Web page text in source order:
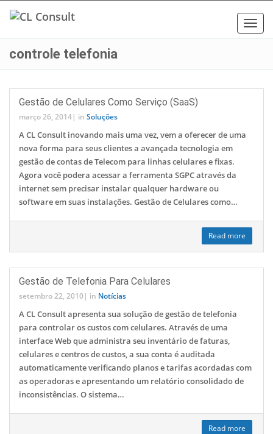
controle telefonia
Gestão de Celulares Como Serviço (SaaS)
março 26, 2014| in Soluções
A CL Consult inovando mais uma vez, vem a oferecer de uma
nova forma para seus clientes a avançada tecnologia em
gestão de contas de Telecom para linhas celulares e fixas.
Agora você podera acessar a ferramenta SGPC através da
internet sem precisar instalar qualquer hardware ou
software em suas instalações. Gestão de Celulares como…
Read more
Gestão de Telefonia Para Celulares
setembro 22, 2010 | in Notícias
A CL Consult apresenta sua solução de gestão de telefonia
para controlar os custos com celulares. Através de uma
interface Web que administra seu inventário de faturas,
celulares e centros de custos, a sua conta é auditada
automaticamente verificando planos e tarifas acordadas com
as operadoras e apresentando um relatório consolidado de
inconsistências. O sistema…
Read more